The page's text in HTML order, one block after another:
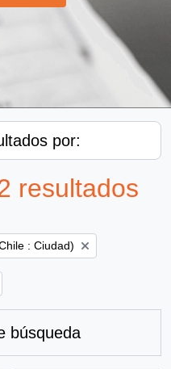
por:
resultados
: Ciudad)
búsqueda